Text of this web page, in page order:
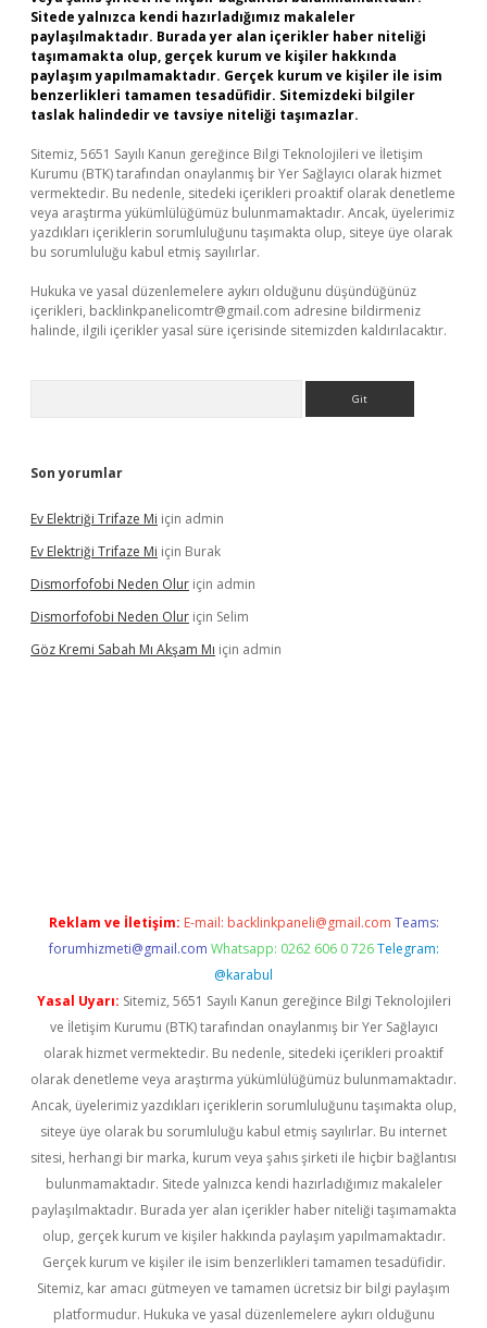
Sitede yalnızca kendi hazırladığımız makaleler
paylaşılmaktadır. Burada yer alan içerikler haber niteliği
taşımamakta olup, gerçek kurum ve kişiler hakkında
paylaşım yapılmamaktadır. Gerçek kurum ve kişiler ile isim
benzerlikleri tamamen tesadüfidir. Sitemizdeki bilgiler
taslak halindedir ve tavsiye niteliği taşımazlar.
Sitemiz, 5651 Sayılı Kanun gereğince Bilgi Teknolojileri ve İletişim
Kurumu (BTK) tarafından onaylanmış bir Yer Sağlayıcı olarak hizmet
vermektedir. Bu nedenle, sitedeki içerikleri proaktif olarak denetleme
veya araştırma yükümlülüğümüz bulunmamaktadır. Ancak, üyelerimiz
yazdıkları içeriklerin sorumluluğunu taşımakta olup, siteye üye olarak
bu sorumluluğu kabul etmiş sayılırlar.
Hukuka ve yasal düzenlemelere aykırı olduğunu düşündüğünüz
içerikleri, backlinkpanelicomtr@gmail.com adresine bildirmeniz
halinde, ilgili içerikler yasal süre içerisinde sitemizden kaldırılacaktır.
Son yorumlar
Ev Elektriği Trifaze Mi için admin
Ev Elektriği Trifaze Mi için Burak
Dismorfofobi Neden Olur için admin
Dismorfofobi Neden Olur için Selim
Göz Kremi Sabah Mı Akşam Mı için admin
Reklam ve İletişim: E-mail: backlinkpaneli@gmail.com Teams:
forumhizmeti@gmail.com Whatsapp: 0262 606 0 726 Telegram:
@karabul
Yasal Uyarı: Sitemiz, 5651 Sayılı Kanun gereğince Bilgi Teknolojileri
ve İletişim Kurumu (BTK) tarafından onaylanmış bir Yer Sağlayıcı
olarak hizmet vermektedir. Bu nedenle, sitedeki içerikleri proaktif
olarak denetleme veya araştırma yükümlülüğümüz bulunmamaktadır.
Ancak, üyelerimiz yazdıkları içeriklerin sorumluluğunu taşımakta olup,
siteye üye olarak bu sorumluluğu kabul etmiş sayılırlar. Bu internet
sitesi, herhangi bir marka, kurum veya şahıs şirketi ile hiçbir bağlantısı
bulunmamaktadır. Sitede yalnızca kendi hazırladığımız makaleler
paylaşılmaktadır. Burada yer alan içerikler haber niteliği taşımamakta
olup, gerçek kurum ve kişiler hakkında paylaşım yapılmamaktadır.
Gerçek kurum ve kişiler ile isim benzerlikleri tamamen tesadüfidir.
Sitemiz, kar amacı gütmeyen ve tamamen ücretsiz bir bilgi paylaşım
platformudur. Hukuka ve yasal düzenlemelere aykırı olduğunu